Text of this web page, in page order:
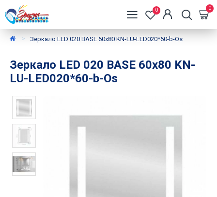
0 0
Зеркало LED 020 BASE 60х80 KN-LU-LED020*60-b-Os
Зеркало LED 020 BASE 60х80 KN-
LU-LED020*60-b-Os